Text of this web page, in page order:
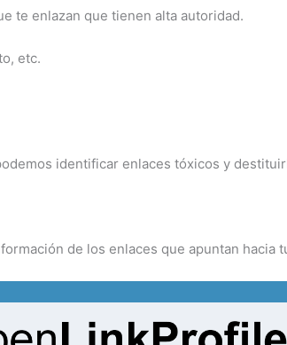
te enlazan que tienen alta autoridad.
etc.
identificar enlaces tóxicos y
de los enlaces que apuntan hacia